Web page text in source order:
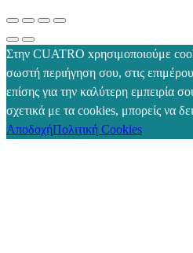
Στην CUATRO xρησιμοποιούμε
σωστή περιήγηση σου, στις
επίσης για την καλύτερη εμπειρία
σχετικά με τα cookies, μπορείς να
ΑποδοχήΠολιτική Cookies